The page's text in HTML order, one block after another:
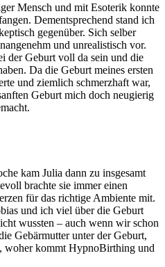
Mensch und mit Esoterik konnte
Dementsprechend stand ich
gegenüber. Sich selber
und unrealistisch vor.
der Geburt voll da sein und die
Da die Geburt meines ersten
und ziemlich schmerzhaft war,
Geburt mich doch neugierig
kam Julia dann zu insgesamt
brachte sie immer einen
für das richtige Ambiente mit.
und ich viel über die Geburt
wussten – auch wenn wir schon
Gebärmutter unter der Geburt,
woher kommt HypnoBirthing und